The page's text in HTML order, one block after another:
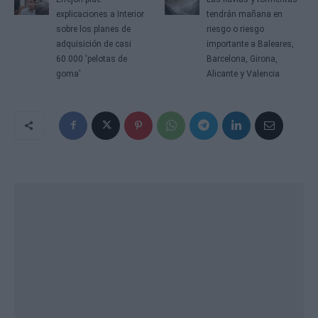
explicaciones a Interior
sobre los planes de
adquisición de casi
60.000 'pelotas de
goma'
tendrán mañana en
riesgo o riesgo
importante a Baleares,
Barcelona, Girona,
Alicante y Valencia